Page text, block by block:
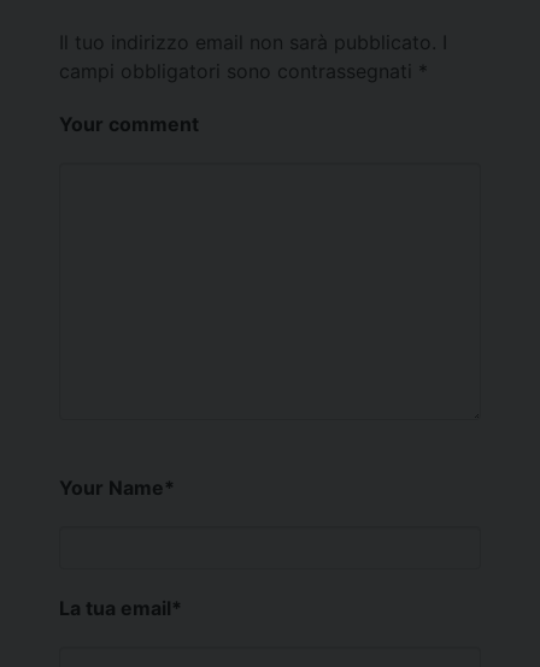
Il tuo indirizzo email non sarà pubblicato.
campi obbligatori sono contrassegnati *
Your comment
Your Name*
La tua email*